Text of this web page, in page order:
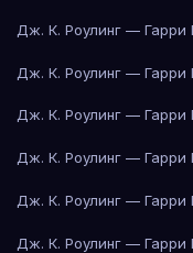
Дж. К. Роулинг — Гарри
Дж. К. Роулинг — Гарри
Дж. К. Роулинг — Гарри
Дж. К. Роулинг — Гарри
Дж. К. Роулинг — Гарри
Дж. К. Роулинг — Гарри